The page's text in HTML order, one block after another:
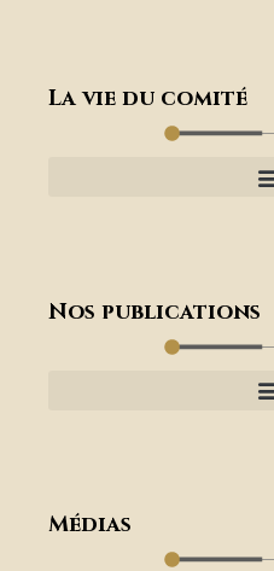
La vie du comité
Nos publications
Médias